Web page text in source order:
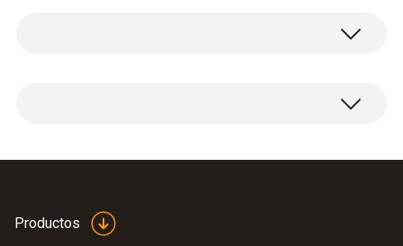
Certificado de calibración DAkkS Velocidad
Productos